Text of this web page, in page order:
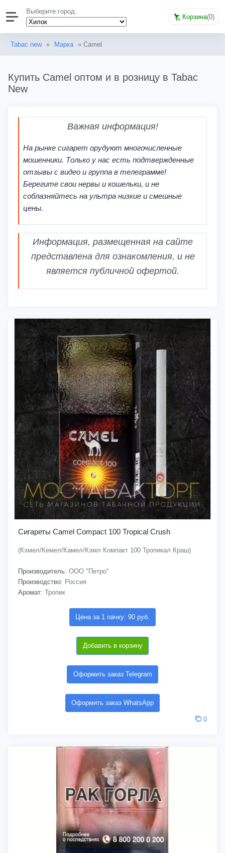
Выберите город:
Корзина(0)
Tabac new » Марка » Camel
Купить Camel оптом и в розницу в Tabac
New
Важная информация!
На рынке сигарет орудуют многочисленные
мошенники. Только у нас есть подтвержденные
отзывы с видео и группа в телеграмме!
Берегите свои нервы и кошельки, и не
соблазняйтесь на ультра низкие и смешные
цены.
Информация, размещенная на сайте
представлена для ознакомления, и не
является публичной офертой.
Сигареты Camel Compact 100 Tropical Crush
(Кэмел/Кемел/Камел/Кэмл Компакт 100 Тропикал Краш)
Производитель: ООО "Петро"
Производство: Россия
Аромат: Тропик
Цена за 1 пачку: 90 руб.
Добавить в корзину
Оформить заказ Telegram
Оформить заказ WhatsApp
0